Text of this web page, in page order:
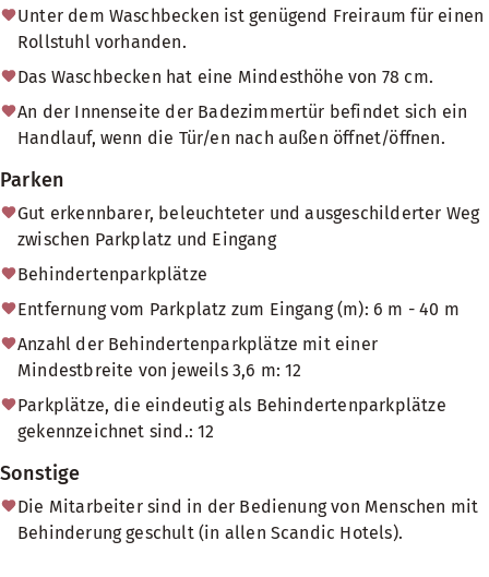
Unter dem Waschbecken ist genügend Freiraum für einen
Rollstuhl vorhanden.
Das Waschbecken hat eine Mindesthöhe von 78 cm.
An der Innenseite der Badezimmertür befindet sich ein
Handlauf, wenn die Tür/en nach außen öffnet/öffnen.
Parken
Gut erkennbarer, beleuchteter und ausgeschilderter Weg
zwischen Parkplatz und Eingang
Behindertenparkplätze
Entfernung vom Parkplatz zum Eingang (m): 6 m - 40 m
Anzahl der Behindertenparkplätze mit einer
Mindestbreite von jeweils 3,6 m: 12
Parkplätze, die eindeutig als Behindertenparkplätze
gekennzeichnet sind.: 12
Sonstige
Die Mitarbeiter sind in der Bedienung von Menschen mit
Behinderung geschult (in allen Scandic Hotels).